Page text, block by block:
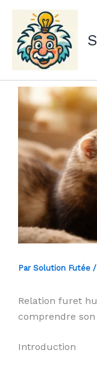
Aller
contenu
Par Solution Futée /
Relation furet
comprendre
Introduction